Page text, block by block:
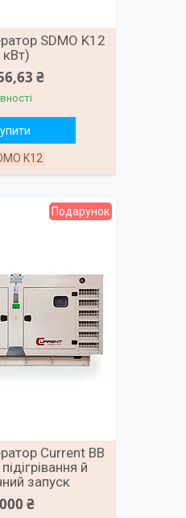
SDMO K12
₴
K12
Подарунок
Current ВВ
й
запуск
₴